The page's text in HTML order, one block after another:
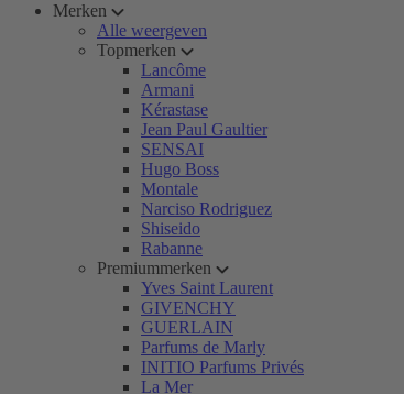
Merken
Alle weergeven
Topmerken
Lancôme
Armani
Kérastase
Jean Paul Gaultier
SENSAI
Hugo Boss
Montale
Narciso Rodriguez
Shiseido
Rabanne
Premiummerken
Yves Saint Laurent
GIVENCHY
GUERLAIN
Parfums de Marly
INITIO Parfums Privés
La Mer